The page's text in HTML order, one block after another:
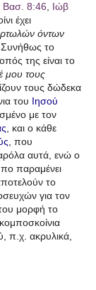
Βασ. 8:46, Ιώβ
έχει
όντων
το
της είναι το
μου τους
τους δώδεκα
του Ιησού
με τον
, και ο κάθε
, που
αυτά, ενώ ο
παραμένει
το
για τον
μορφή το
π.χ. ακρυλικά,